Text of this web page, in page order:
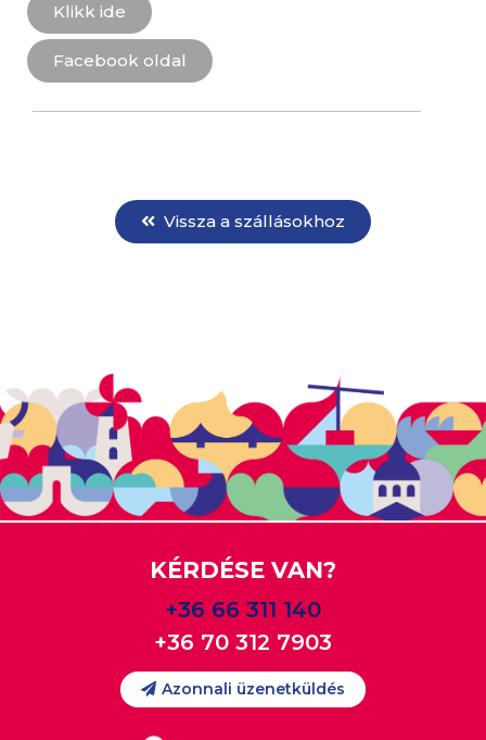
Klikk ide
Facebook oldal
Vissza a szállásokhoz
KÉRDÉSE VAN?
+36 66 311 140
+36 70 312 7903
Azonnali üzenetküldés